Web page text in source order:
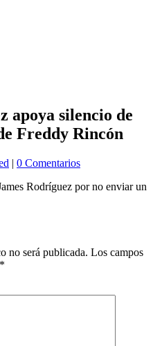
apoya silencio de
Freddy Rincón
| 0 Comentarios
Rodríguez por no enviar un
no será publicada. Los campos
*